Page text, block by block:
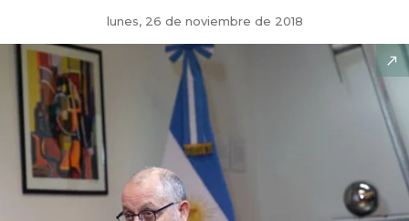
lunes, 26 de noviembre de 2018